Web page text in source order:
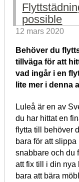
possible
12 mars 2020
Behöver du
tillväga för att
vad ingår i en
lite mer i denna
Luleå är en av
du har hittat en
flytta till behöver
bara för att
snabbare och du
att fix till i din nya
bara att bära